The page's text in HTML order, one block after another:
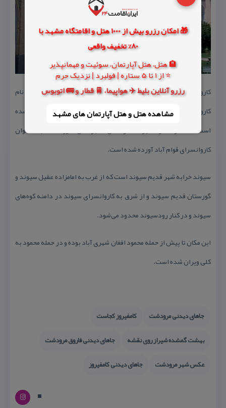
🎁 امکان رزرو بیش از 1000 هتل و اقامتگاه مشهد با
80% تخفیف واقعی
🏨 هتل، هتل آپارتمان، سوئیت و مهمانپذیر
⭐ از 1 تا 5 ستاره | فولبرد | نزدیک حرم
رزرو آنلاین بلیط ✈️ هواپیما، 🚆 قطار و 🚌 اتوبوس
مشاهده هتل و هتل‌ آپارتمان های مشهد
كاروانسرا قوام آباد سیوند آسیب‌های فراوان دیده با آنكه این اثر به نام
كاروانسرای سیوند در زمان صفوی در كنار شهر قدیم سیوند ساخته شده
است اما در اداره میراث فرهنگی شهرستان مرودشت به عنوان
كاروانسرای قوام آباد آورده شده است.
سیوند خرابه شهر قدیم سیوند است كه از غرب به امامزاده عقیل سیوند و
گورستان قدیم سیوند و از شرق به كاروانسرای سیوند در دامنه كوه‌های
سیوند و در كنار رودسیوند محدود می‌شود.
این مكان تا پیش از حمله محمود افغان شهری آباد بوده و در حمله محمود به
كلی ویران شده است.
جاهای دیدنی مرودشت
كامفیروز كجاست
بهشت گمشده شیراز روی نقشه
جاهای دیدنی فاروق مرودشت
عكس شهر مرودشت
جاهای دیدنی كامفیروز